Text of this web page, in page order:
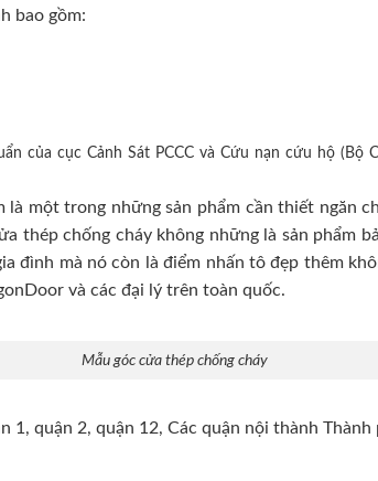
bao gồm:
của cục Cảnh Sát PCCC và Cứu nạn cứu hộ
một trong những sản phẩm cần thiết ngăn
thép chống cháy không những là sản phẩm
đình mà nó còn là điểm nhấn tô đẹp thêm
và các đại lý trên toàn quốc.
Mẫu góc cửa thép chống cháy
quận 2, quận 12, Các quận nội thành